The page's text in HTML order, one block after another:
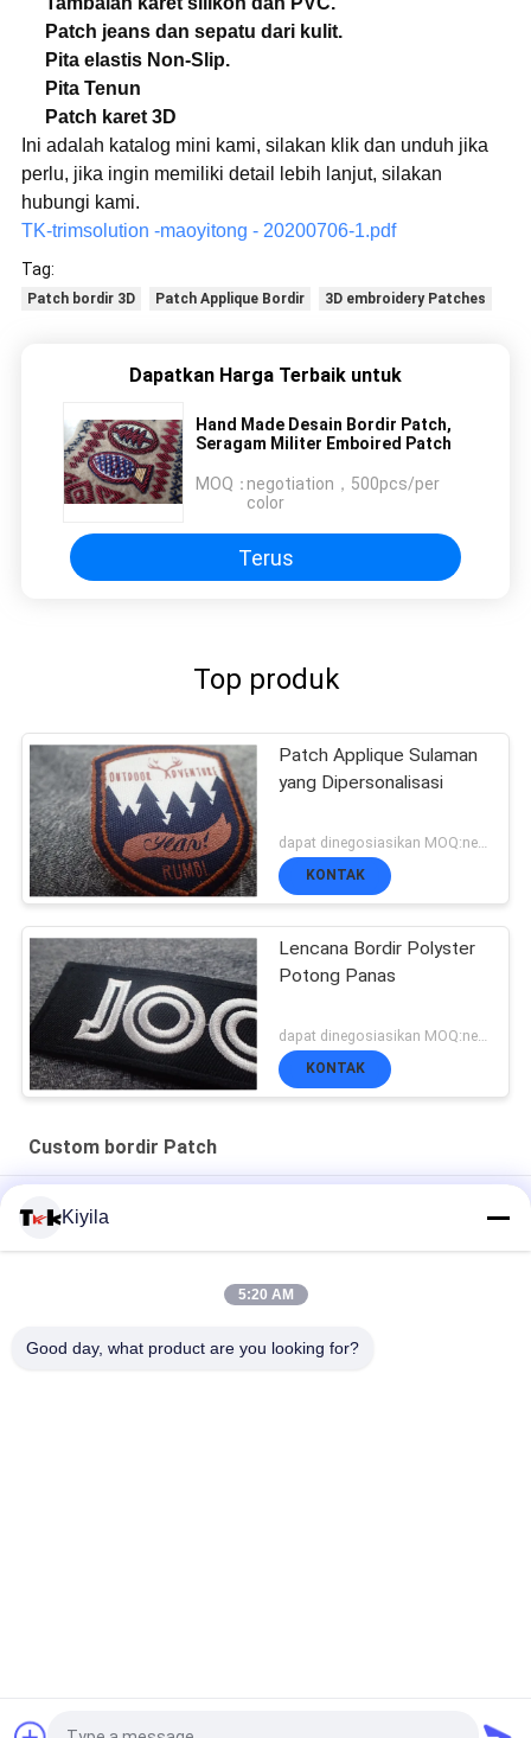
Patch jeans dan sepatu dari kulit.
Pita elastis Non-Slip.
Pita Tenun
Patch karet 3D
Ini adalah katalog mini kami, silakan klik dan unduh jika
perlu, jika ingin memiliki detail lebih lanjut, silakan
hubungi kami.
TK-trimsolution -maoyitong - 20200706-1.pdf
Tag:
Patch bordir 3D Patch Applique Bordir 3D embroidery Patches
Dapatkan Harga Terbaik untuk
Hand Made Desain Bordir Patch,
Seragam Militer Emboired Patch
MOQ：negotiation，500pcs/per
color
Terus
Top produk
Patch Applique Sulaman
yang Dipersonalisasi
KONTAK
Lencana Bordir Polyster
Potong Panas
KONTAK
Custom bordir Patch
Perbaikan terbaru Custom bordir Patch Rhinestone Motif Besi
On Transfer Untuk Hoodies
Kiyila
5:20 AM
Good day, what product are you looking for?